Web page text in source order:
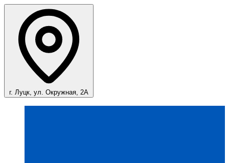
г. Луцк, ул. Окружная, 2А